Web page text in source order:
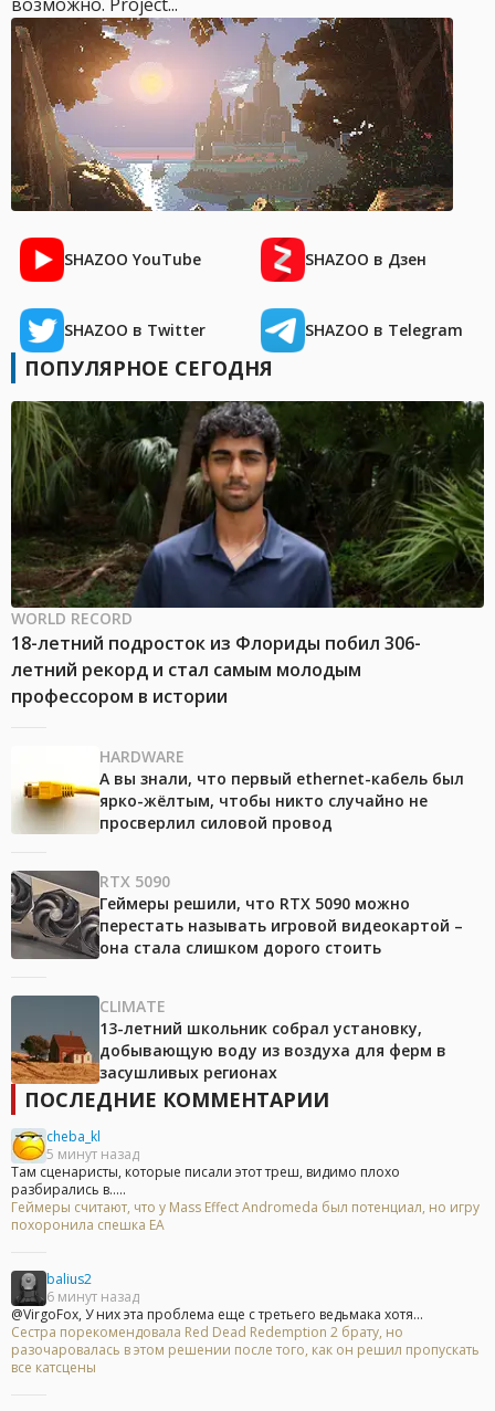
SHAZOO YouTube SHAZOO в Дзен
SHAZOO в Twitter SHAZOO в Telegram
ПОПУЛЯРНОЕ СЕГОДНЯ
WORLD RECORD
18-летний подросток из Флориды побил 306-
летний рекорд и стал самым молодым
профессором в истории
HARDWARE
А вы знали, что первый ethernet-кабель был
ярко-жёлтым, чтобы никто случайно не
просверлил силовой провод
RTX 5090
Геймеры решили, что RTX 5090 можно
перестать называть игровой видеокартой –
она стала слишком дорого стоить
CLIMATE
13-летний школьник собрал установку,
добывающую воду из воздуха для ферм в
засушливых регионах
ПОСЛЕДНИЕ КОММЕНТАРИИ
cheba_kl
5 минут назад
Там сценаристы, которые писали этот треш, видимо плохо
разбирались в.....
Геймеры считают, что у Mass Effect Andromeda был потенциал, но игру
похоронила спешка EA
balius2
6 минут назад
@VirgoFox, У них эта проблема еще с третьего ведьмака хотя...
Сестра порекомендовала Red Dead Redemption 2 брату, но
разочаровалась в этом решении после того, как он решил пропускать
все катсцены